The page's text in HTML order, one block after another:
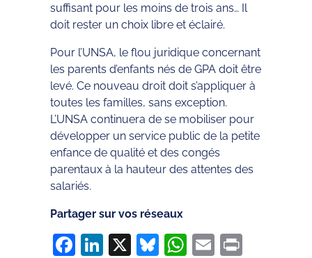
suffisant pour les moins de trois ans… Il
doit rester un choix libre et éclairé.
Pour l’UNSA, le flou juridique concernant
les parents d’enfants nés de GPA doit être
levé. Ce nouveau droit doit s’appliquer à
toutes les familles, sans exception.
L’UNSA continuera de se mobiliser pour
développer un service public de la petite
enfance de qualité et des congés
parentaux à la hauteur des attentes des
salariés.
Partager sur vos réseaux
Facebook
LinkedIn
X Bluesky
WhatsApp
Email